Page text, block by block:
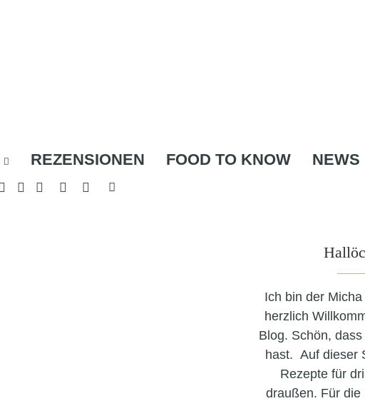
REZENSIONEN FOOD TO KNOW NEWS
Ich bin der
herzlich
Blog. Schön,
hast. Auf dieser
Rezepte für
draußen. Für die